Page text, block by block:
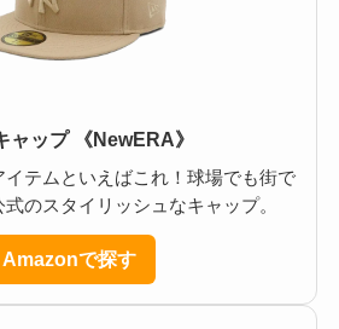
ャップ 《NewERA》
イテムといえばこれ！球場でも街で
のスタイリッシュなキャップ。
Amazonで探す